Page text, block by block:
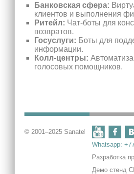
Банковская сфера:
клиентов и выполнения
Ритейл: Чат-боты для
возвратов.
Госуслуги: Боты для
информации.
Колл-центры:
голосовых помощников.
© 2001–2025 Sanatel
Whatsapp:
Разработка
Демо стенд